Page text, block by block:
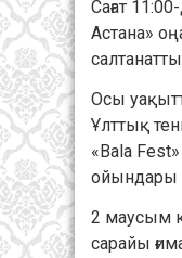
Сағат
Астана»
Осы
Ұлттық
«Bala
ойындары
2 маусым
сарайы